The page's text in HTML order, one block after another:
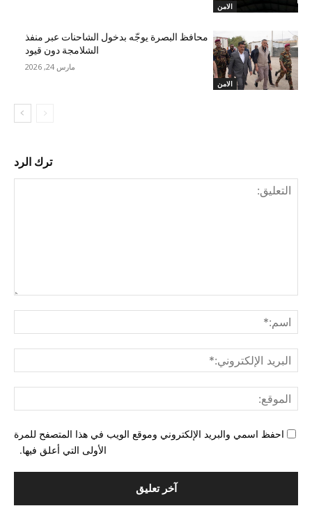
الامن
الامن
محافظ البصرة يوجّه بدخول الشاحنات عبر منفذ
الشلامجة دون قيود
مارس 24, 2026
ترك الرد
احفظ اسمي والبريد الإلكتروني وموقع الويب في هذا المتصفح للمرة
الأولى التي أعلق فيها.